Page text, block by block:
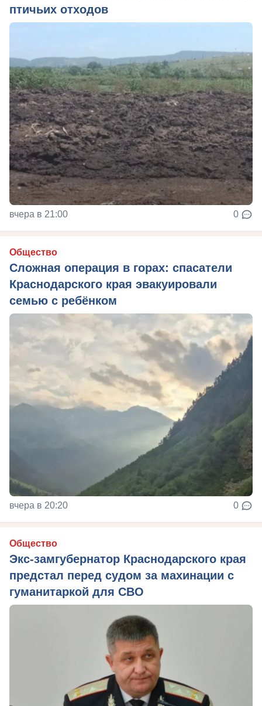
птичьих отходов
вчера в 21:00 0
Общество
Сложная операция в горах: спасатели
Краснодарского края эвакуировали
семью с ребёнком
вчера в 20:20 0
Общество
Экс-замгубернатор Краснодарского края
предстал перед судом за махинации с
гуманитаркой для СВО